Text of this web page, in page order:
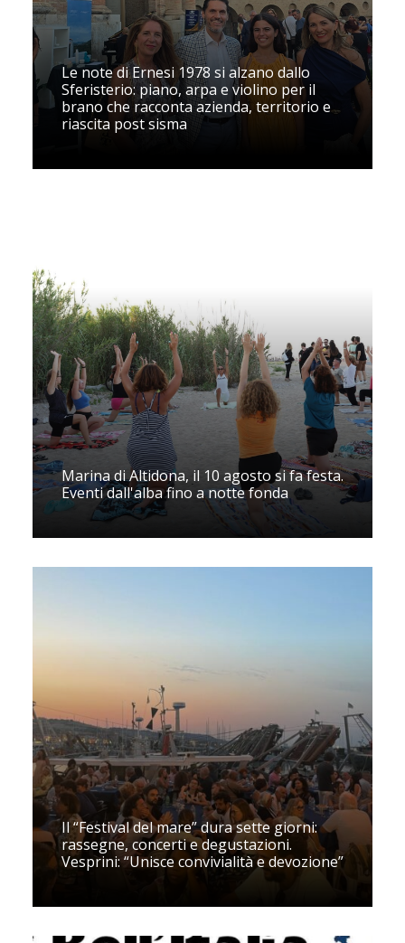
Le note di Ernesi 1978 si alzano dallo
Sferisterio: piano, arpa e violino per il
brano che racconta azienda, territorio e
riascita post sisma
Marina di Altidona, il 10 agosto si fa festa.
Eventi dall'alba fino a notte fonda
Il “Festival del mare” dura sette giorni:
rassegne, concerti e degustazioni.
Vesprini: “Unisce convivialità e devozione”